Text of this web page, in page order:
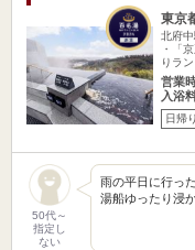
東京
北府
・「
りラ
営業
入浴
日帰り
50代～
指定し
ない
雨の平日に行っ
湯船ゆったり浸